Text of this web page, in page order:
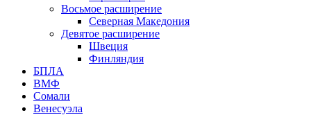
Восьмое расширение
Северная Македония
Девятое расширение
Швеция
Финляндия
БПЛА
ВМФ
Сомали
Венесуэла